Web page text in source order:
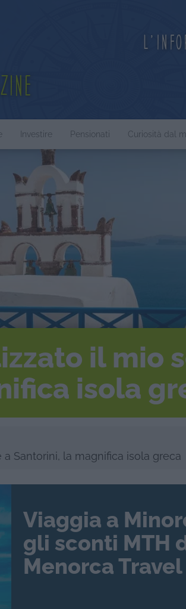
Investire Pensionati Curiosità dal
il mio
isola
Santorini, la magnifica isola greca
Viaggia a
gli sconti MTH
Menorca